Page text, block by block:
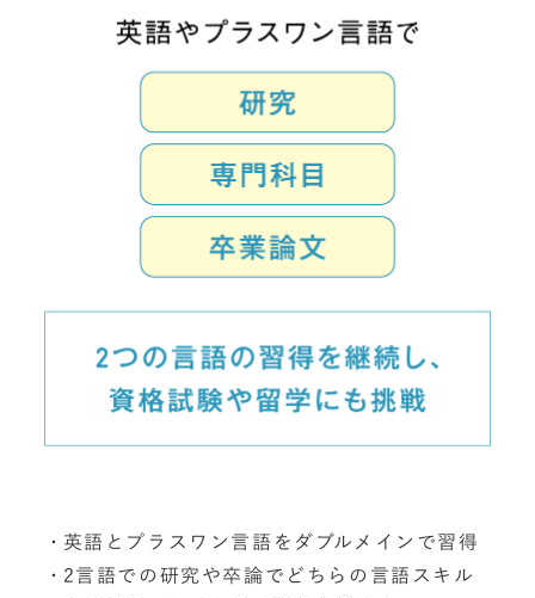
英語とプラスワン言語をダブルメインで習得
2言語での研究や卒論でどちらの言語スキル